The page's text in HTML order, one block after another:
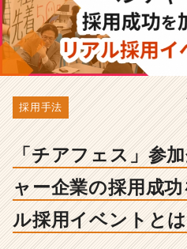
ベ
ン
チ
ャ
ー
用
成
功
を
加
採用手法
「チアフェス」参
ャー企業の採用成
ル採用イベントとは